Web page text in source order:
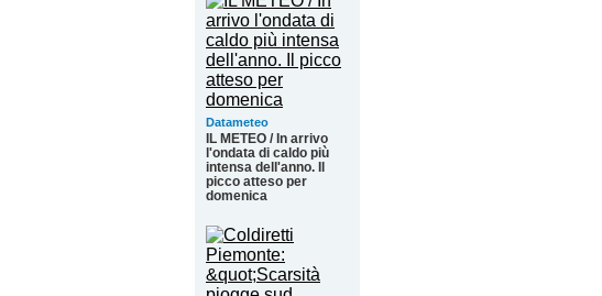
Datameteo
IL METEO / In arrivo
l'ondata di caldo più
intensa dell'anno. Il
picco atteso per
domenica